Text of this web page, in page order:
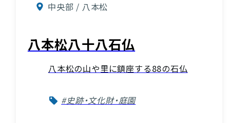
中央部 / 八本松
八本松八十八石仏
八本松の山や里に鎮座する88の石仏
#史跡・文化財・庭園